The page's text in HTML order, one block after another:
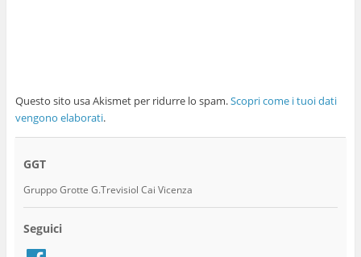
Questo sito usa Akismet per ridurre lo spam.Scopri come i tuoi dati
vengono elaborati.
GGT
Gruppo Grotte G.Trevisiol Cai Vicenza
Seguici
Facebook